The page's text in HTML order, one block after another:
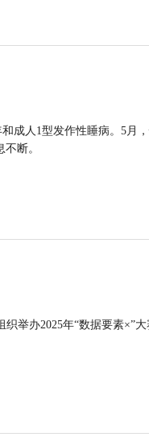
成人1型发作性睡病。5月
断。
举办2025年“数据要素×”大